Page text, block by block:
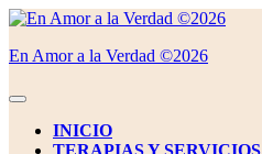
Saltar
contenido
al
En Amor a la Verdad ©2026
Botón
aperturaINICIO
TERAPIAS Y SERVICIOS